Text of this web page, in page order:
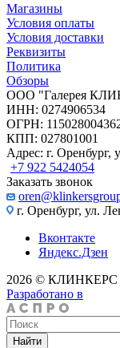
Магазины
Условия оплаты
Условия доставки
Реквизиты
Политика
Обзоры
ООО "Галерея
ИНН: 0274906534
ОГРН:
КПП: 027801001
Адрес: г. Оренбург,
+7 922 5424054
Заказать звонок
г. Оренбург, ул.
Вконтакте
Яндекс.Дзен
2026 © КЛИНКЕРС
Разработано в
Найти